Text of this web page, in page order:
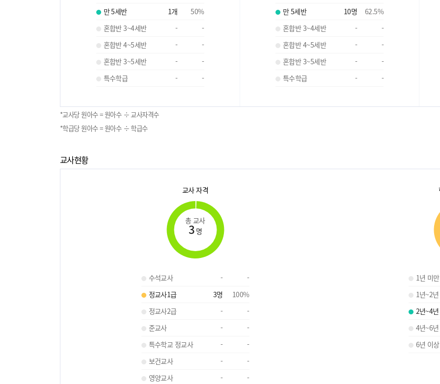
만 5세반
1개 50%
혼합반 3~4세반
-
-
혼합반 4~5세반
-
-
혼합반 3~5세반
-
-
특수학급
- -
만 5세반
10명 62.5%
혼합반 3~4세반
-
-
혼합반 4~5세반
-
-
혼합반 3~5세반
-
-
특수학급
- -
*교사당 원아수 = 원아수 ÷ 교사자격수
*학급당 원아수 = 원아수 ÷ 학급수
교사현황
교사 자격
총 교사
3 명
수석교사 -
-
정교사1급
3명 100%
정교사2급
-
-
준교사
-
-
특수학교 정교사
-
-
보건교사
-
-
영양교사
- -
1년 미만
1년~2
2년~4
4년~6
6년 이상